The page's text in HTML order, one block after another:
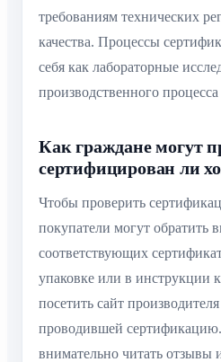
требованиям технических
качества. Процессы
себя как лабораторные
производственного процесса
Как граждане могут
сертифицирован ли
Чтобы проверить
покупатели могут обратить
соответствующих
упаковке или в инструкции
посетить сайт
проводившей сертификацию.
внимательно читать